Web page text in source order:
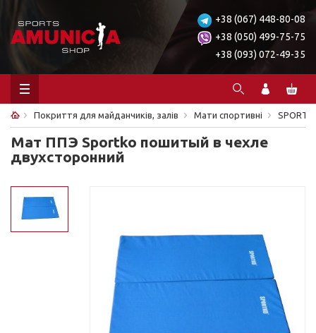
+38 (067) 448-80-08
+38 (050) 499-75-75
+38 (093) 072-49-35
Покриття для майданчиків, залів Мати спортивні
Мат ППЭ Sportko пошитый в чехле
двухсторонний